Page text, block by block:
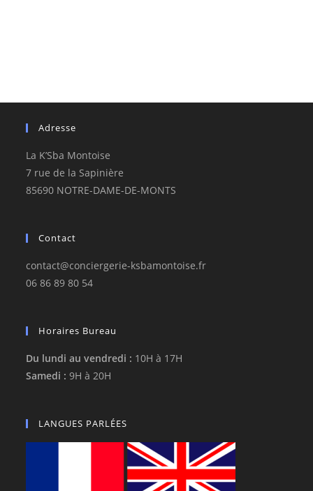
Adresse
La K’Sba Montoise
7 rue de la Sapinière
85690 NOTRE-DAME-DE-MONTS
Contact
contact@conciergerie-ksbamontoise.fr
06 86 89 80 54
Horaires Bureau
Du lundi au vendredi : 10H à 17H
Samedi : 9H à 20H
LANGUES PARLÉES